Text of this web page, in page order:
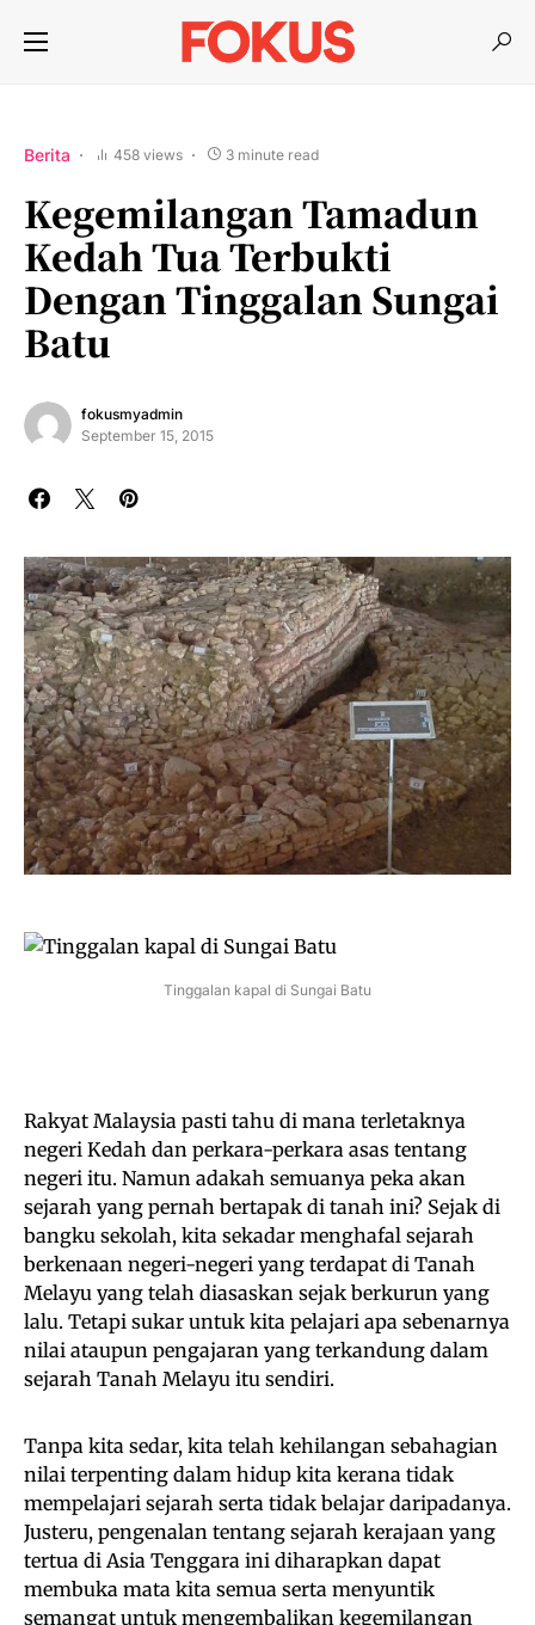
Berita 458 views 3 minute read
Kegemilangan Tamadun
Kedah Tua Terbukti
Dengan Tinggalan Sungai
Batu
fokusmyadmin
September 15, 2015
Tinggalan kapal di Sungai Batu
Rakyat Malaysia pasti tahu di mana terletaknya
negeri Kedah dan perkara-perkara asas tentang
negeri itu. Namun adakah semuanya peka akan
sejarah yang pernah bertapak di tanah ini? Sejak di
bangku sekolah, kita sekadar menghafal sejarah
berkenaan negeri-negeri yang terdapat di Tanah
Melayu yang telah diasaskan sejak berkurun yang
lalu. Tetapi sukar untuk kita pelajari apa sebenarnya
nilai ataupun pengajaran yang terkandung dalam
sejarah Tanah Melayu itu sendiri.
Tanpa kita sedar, kita telah kehilangan sebahagian
nilai terpenting dalam hidup kita kerana tidak
mempelajari sejarah serta tidak belajar daripadanya.
Justeru, pengenalan tentang sejarah kerajaan yang
tertua di Asia Tenggara ini diharapkan dapat
membuka mata kita semua serta menyuntik
semangat untuk mengembalikan kegemilangan